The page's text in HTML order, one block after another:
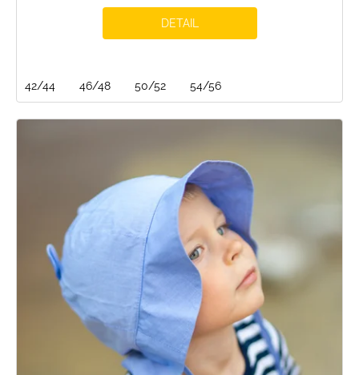
DETAIL
42/44 46/48 50/52 54/56